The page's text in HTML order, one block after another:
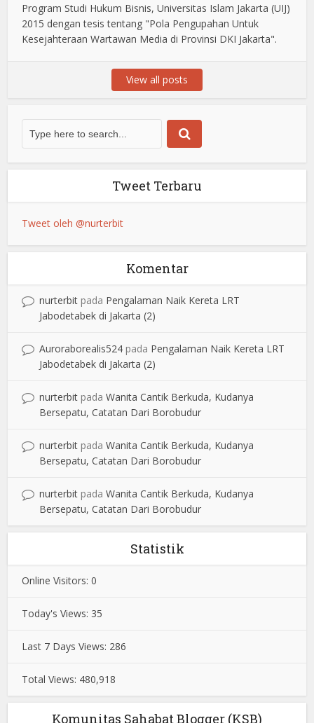
Program Studi Hukum Bisnis, Universitas Islam Jakarta (UIJ)
2015 dengan tesis tentang "Pola Pengupahan Untuk
Kesejahteraan Wartawan Media di Provinsi DKI Jakarta".
View all posts
Tweet Terbaru
Tweet oleh @nurterbit
Komentar
nurterbit pada Pengalaman Naik Kereta LRT
Jabodetabek di Jakarta (2)
Auroraborealis524 pada Pengalaman Naik Kereta LRT
Jabodetabek di Jakarta (2)
nurterbit padaWanita Cantik Berkuda, Kudanya
Bersepatu, Catatan Dari Borobudur
nurterbit padaWanita Cantik Berkuda, Kudanya
Bersepatu, Catatan Dari Borobudur
nurterbit padaWanita Cantik Berkuda, Kudanya
Bersepatu, Catatan Dari Borobudur
Statistik
Online Visitors:0
Today's Views: 35
Last 7 Days Views: 286
Total Views: 480,918
Komunitas Sahabat Blogger (KSB)